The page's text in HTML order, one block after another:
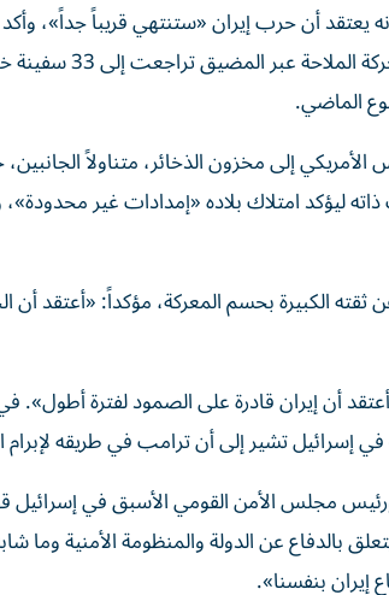
​أن حرب إيران «ستنتهي قريباً جداً»، وأكد
تسيطر حالياً على مضيق هرمز
إلى مخزون الذخائر، متناولاً
ليؤكد امتلاك بلاده «إمدادات غير
الكبيرة بحسم المعركة، مؤكداً: «أعتقد
أن إيران قادرة على الصمود لفترة أطول».
مجلس الأمن القومي الأسبق في إسرائيل
بالدفاع عن الدولة والمنظومة الأمنية وما
بنفسنا».